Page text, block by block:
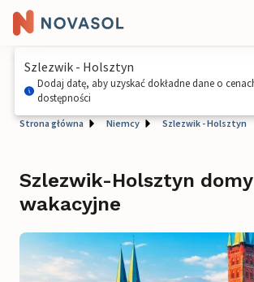
Szlezwik - Holsztyn
Dodaj datę, aby uzyskać dokładne dane o
dostępności
Strona główna Niemcy Szlezwik - Holsztyn
Szlezwik-Holsztyn domy
wakacyjne